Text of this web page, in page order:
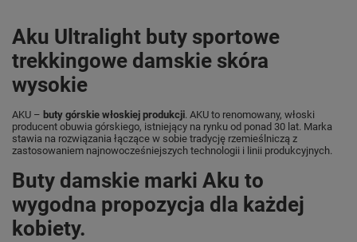
Aku Ultralight buty sportowe
trekkingowe damskie skóra
wysokie
AKU – buty górskie włoskiej produkcji. AKU to renomowany, włoski
producent obuwia górskiego, istniejący na rynku od ponad 30 lat. Marka
stawia na rozwiązania łączące w sobie tradycję rzemieślniczą z
zastosowaniem najnowocześniejszych technologii i linii produkcyjnych.
Buty damskie marki Aku to
wygodna propozycja dla każdej
kobiety.